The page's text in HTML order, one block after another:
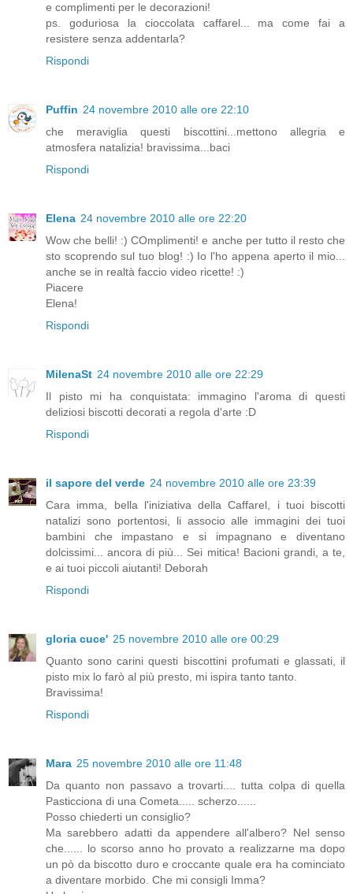
e complimenti per le decorazioni!
ps. goduriosa la cioccolata caffarel... ma come fai a
resistere senza addentarla?
Rispondi
Puffin 24 novembre 2010 alle ore 22:10
che meraviglia questi biscottini...mettono allegria e
atmosfera natalizia! bravissima...baci
Rispondi
Elena 24 novembre 2010 alle ore 22:20
Wow che belli! :) COmplimenti! e anche per tutto il resto che
sto scoprendo sul tuo blog! :) Io l'ho appena aperto il mio...
anche se in realtà faccio video ricette! :)
Piacere
Elena!
Rispondi
MilenaSt 24 novembre 2010 alle ore 22:29
Il pisto mi ha conquistata: immagino l'aroma di questi
deliziosi biscotti decorati a regola d'arte :D
Rispondi
il sapore del verde 24 novembre 2010 alle ore 23:39
Cara imma, bella l'iniziativa della Caffarel, i tuoi biscotti
natalizi sono portentosi, li associo alle immagini dei tuoi
bambini che impastano e si impagnano e diventano
dolcissimi... ancora di più... Sei mitica! Bacioni grandi, a te,
e ai tuoi piccoli aiutanti! Deborah
Rispondi
gloria cuce' 25 novembre 2010 alle ore 00:29
Quanto sono carini questi biscottini profumati e glassati, il
pisto mix lo farò al più presto, mi ispira tanto tanto.
Bravissima!
Rispondi
Mara 25 novembre 2010 alle ore 11:48
Da quanto non passavo a trovarti.... tutta colpa di quella
Pasticciona di una Cometa..... scherzo......
Posso chiederti un consiglio?
Ma sarebbero adatti da appendere all'albero? Nel senso
che...... lo scorso anno ho provato a realizzarne ma dopo
un pò da biscotto duro e croccante quale era ha cominciato
a diventare morbido. Che mi consigli Imma?